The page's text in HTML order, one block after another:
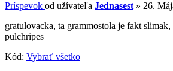
Príspevok od užívateľa Jednasest» 26.
gratulovacka, ta grammostola je fakt slimak,
pulchripes
Kód: Vybrať všetko